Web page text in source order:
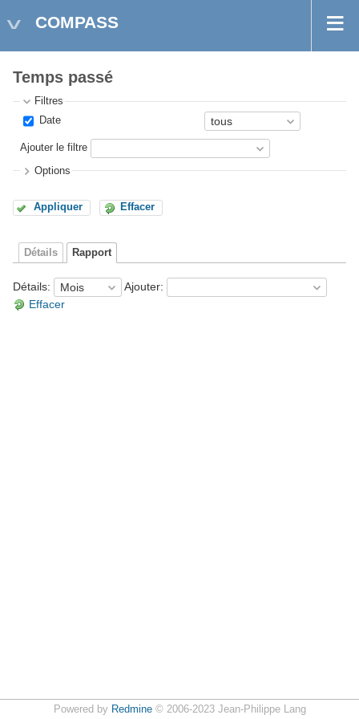
COMPASS
Temps passé
Filtres
Date
Ajouter le filtre
Options
Appliquer Effacer
Détails Rapport
Détails: Ajouter:
Effacer
Powered by Redmine© 2006-2023 Jean-Philippe Lang